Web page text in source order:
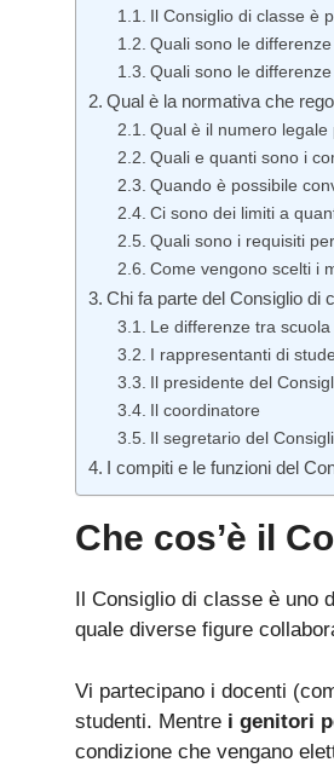
Il Consiglio di classe è
Quali sono le
Quali sono le
Qual è la normativa che
Qual è il numero
Quali e quanti sono i
Quando è possibile
Ci sono dei limiti a
Quali sono i requisiti
Come vengono scelti i
Chi fa parte del Consiglio di
Le differenze tra
I rappresentanti di
Il presidente del
Il coordinatore
Il segretario del
I compiti e le funzioni del
Che cos’è il
Il Consiglio di classe è uno
quale diverse figure
Vi partecipano i docenti
studenti. Mentre i genitori
condizione che vengano